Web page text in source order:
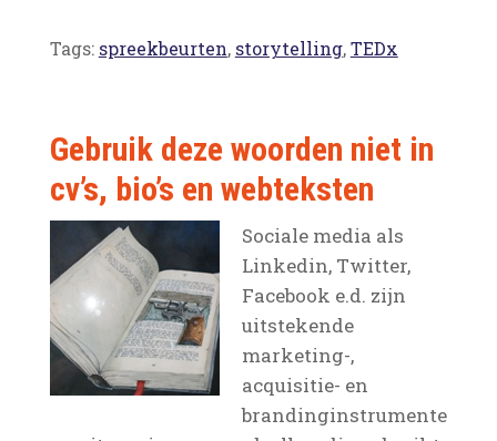
Tags: spreekbeurten, storytelling,TEDx
Gebruik deze woorden niet in
cv’s, bio’s en webteksten
Sociale media als
Linkedin, Twitter,
Facebook e.d. zijn
uitstekende
marketing-,
acquisitie- en
brandinginstrumente